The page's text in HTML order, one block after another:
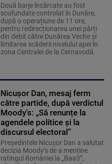
Două barje încărcate au fost
scufundate controlat în Dunăre,
după o operațiune de 11 ore,
pentru redirecționarea unei părți
din debit către Dunărea Veche și
limitarea scăderii nivelului apei în
zona Centralei de la Cernavodă.
Nicușor Dan, mesaj ferm
către partide, după verdictul
Moody's: „Să renunțe la
agendele politice şi la
discursul electoral”
Președintele Nicușor Dan a salutat
decizia Moody’s de a menține
ratingul României la „Baa3”,